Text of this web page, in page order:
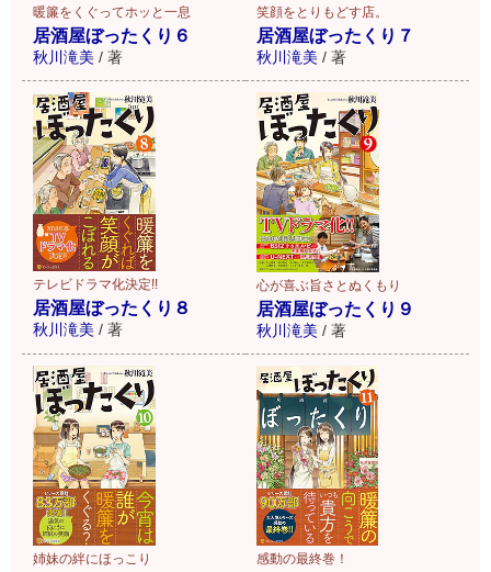
暖簾をくぐってホッと一息
居酒屋ぼったくり６
秋川滝美 / 著
笑顔をとりもどす店。
居酒屋ぼったくり７
秋川滝美 / 著
テレビドラマ化決定!!
居酒屋ぼったくり８
秋川滝美 / 著
心が喜ぶ旨さとぬくもり
居酒屋ぼったくり９
秋川滝美 / 著
姉妹の絆にほっこり 感動の最終巻！